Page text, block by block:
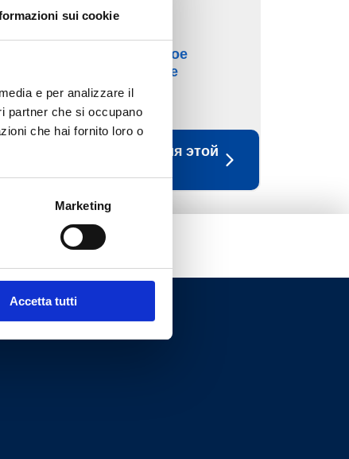
sui cookie
e per analizzare il
partner che si occupano
che hai fornito loro o
Marketing
Accetta tutti
Дополнительное
оборудование
Посмотреть изделия этой